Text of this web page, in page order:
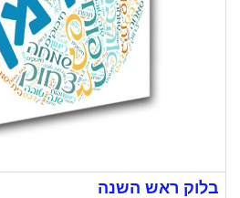
בלוק ראש השנה